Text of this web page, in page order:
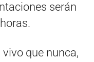
serán
que nunca,